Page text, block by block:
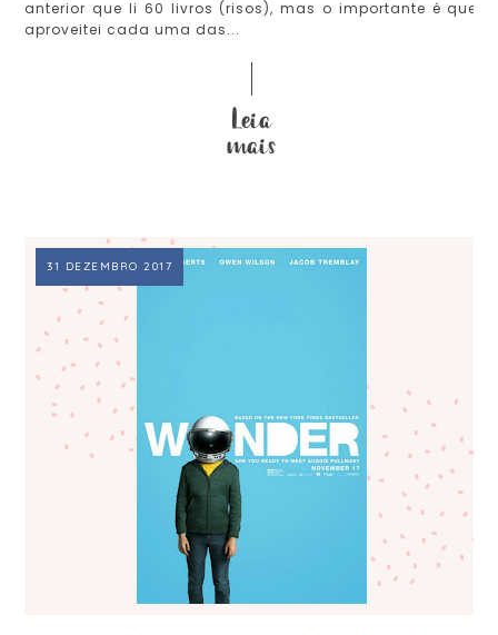
anterior que li 60 livros (risos), mas o importante é que
aproveitei cada uma das...
31 DEZEMBRO 2017